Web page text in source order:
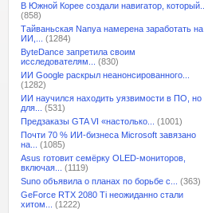
В Южной Корее создали навигатор, который...
(858)
Тайваньская Nanya намерена заработать на
ИИ,...
(1284)
ByteDance запретила своим
исследователям...
(830)
ИИ Google раскрыл неанонсированного...
(1282)
ИИ научился находить уязвимости в ПО, но
для...
(531)
Предзаказы GTA VI «настолько...
(1001)
Почти 70 % ИИ-бизнеса Microsoft завязано
на...
(1085)
Asus готовит семёрку OLED-мониторов,
включая...
(1119)
Suno объявила о планах по борьбе с...
(363)
GeForce RTX 2080 Ti неожиданно стали
хитом...
(1222)